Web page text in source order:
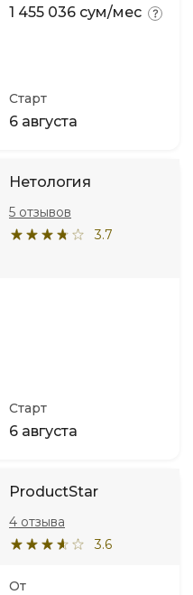
1 455 036 сум/мес
Старт
6 августа
Нетология
3.7
5 отзывов
Старт
6 августа
ProductStar
3.6
4 отзыва
От